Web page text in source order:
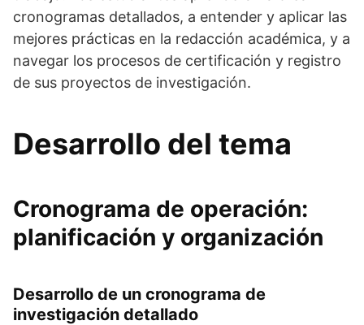
cronogramas detallados, a entender y aplicar las
mejores prácticas en la redacción académica, y a
navegar los procesos de certificación y registro
de sus proyectos de investigación.
Desarrollo del tema
Cronograma de operación:
planificación y organización
Desarrollo de un cronograma de
investigación detallado